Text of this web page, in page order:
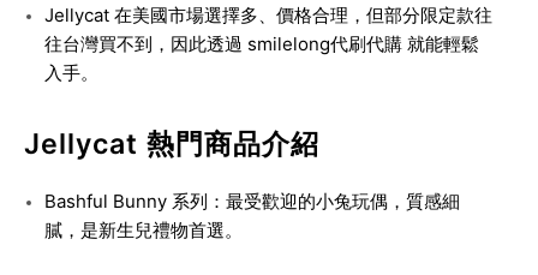
Jellycat 在美國市場選擇多、價格合理，但部分限定款往
往台灣買不到，因此透過 smilelong代刷代購就能輕鬆
入手。
Jellycat 熱門商品介紹
Bashful Bunny 系列 ：最受歡迎的小兔玩偶，質感細
膩，是新生兒禮物首選。